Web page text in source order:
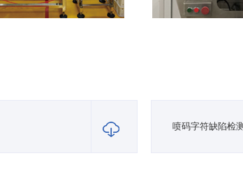
喷码字符缺陷检